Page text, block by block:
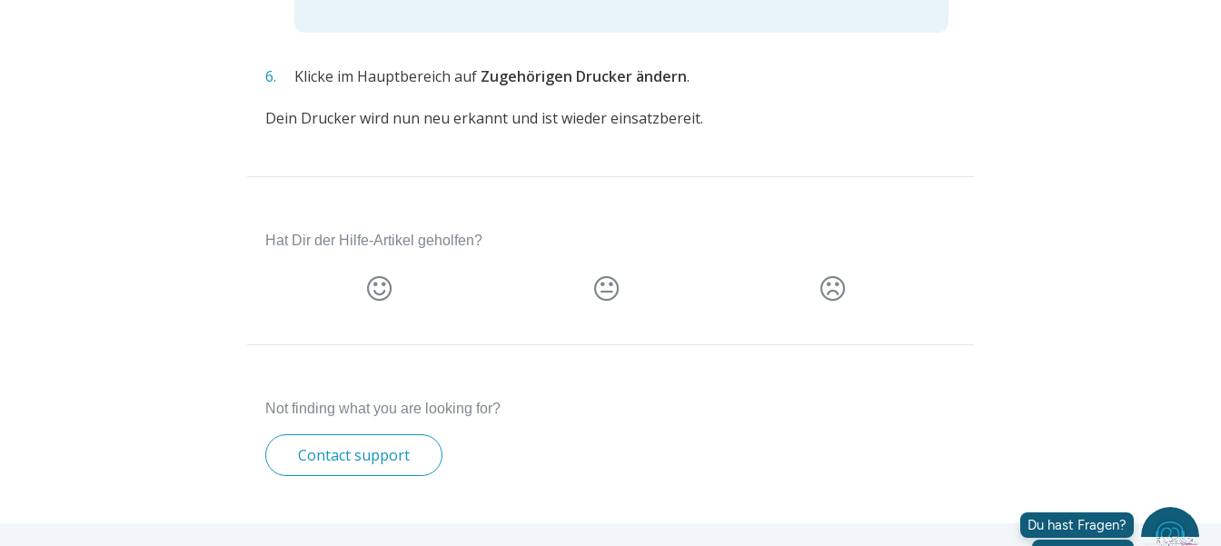
Klicke im Hauptbereich auf Zugehörigen Drucker ändern.
Dein Drucker wird nun neu erkannt und ist wieder einsatzbereit.
Hat Dir der Hilfe-Artikel geholfen?
Not finding what you are looking for?
Contact support
Du hast Fragen?